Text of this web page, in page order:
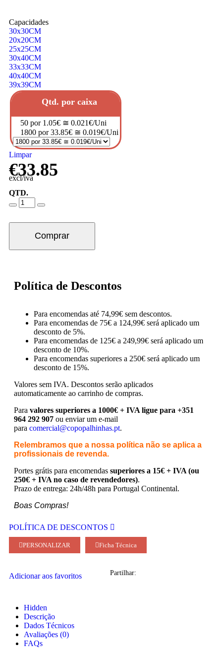
Capacidades
30x30CM
20x20CM
25x25CM
30x40CM
33x33CM
40x40CM
39x39CM
Qtd. por caixa
50 por 1.05€ ≅ 0.021€/Uni
1800 por 33.85€ ≅ 0.019€/Uni
Limpar
€33.85
excl/iva
QTD.
Comprar
Política de Descontos
Para encomendas até 74,99€ sem descontos.
Para encomendas de 75€ a 124,99€ será aplicado um
desconto de 5%.
Para encomendas de 125€ a 249,99€ será aplicado um
desconto de 10%.
Para encomendas superiores a 250€ será aplicado um
desconto de 15%.
Valores sem IVA. Descontos serão aplicados
automaticamente ao carrinho de compras.
Para valores superiores a 1000€ + IVA ligue para +351
964 292 907 ou enviar um e-mail
para comercial@copopalhinhas.pt.
Relembramos que a nossa política não se aplica a
profissionais de revenda.
Portes grátis para encomendas superiores a 15€ + IVA (ou
250€ + IVA no caso de revendedores).
Prazo de entrega: 24h/48h para Portugal Continental.
Boas Compras!
POLÍTICA DE DESCONTOS
PERSONALIZAR Ficha Técnica
Adicionar aos favoritos Partilhar:
Hidden
Descrição
Dados Técnicos
Avaliações (0)
FAQs